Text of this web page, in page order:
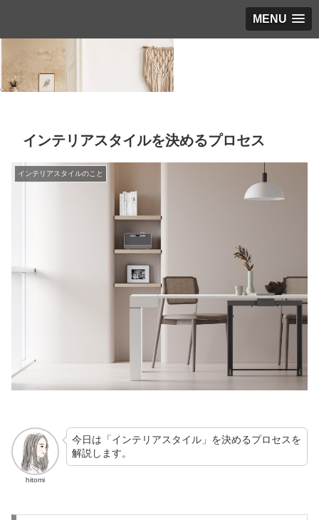
MENU
インテリアスタイルを決めるプロセス
インテリアスタイルのこと
hitomi
今日は「インテリアスタイル」を決めるプロセスを
解説します。